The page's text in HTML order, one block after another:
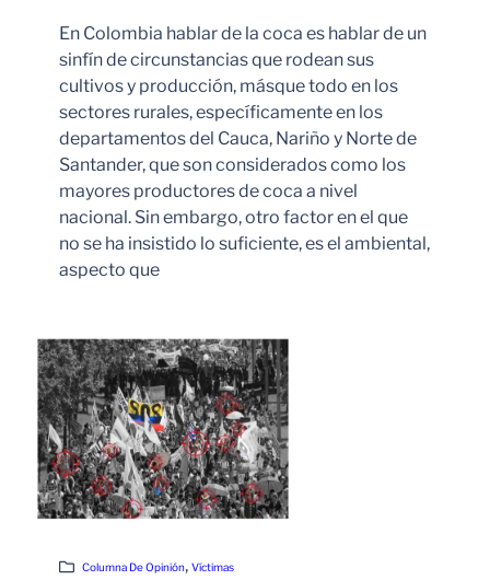
En Colombia hablar de la coca es hablar de un
sinfín de circunstancias que rodean sus
cultivos y producción, másque todo en los
sectores rurales, específicamente en los
departamentos del Cauca, Nariño y Norte de
Santander, que son considerados como los
mayores productores de coca a nivel
nacional. Sin embargo, otro factor en el que
no se ha insistido lo suficiente, es el ambiental,
aspecto que
Columna De Opinión, Víctimas